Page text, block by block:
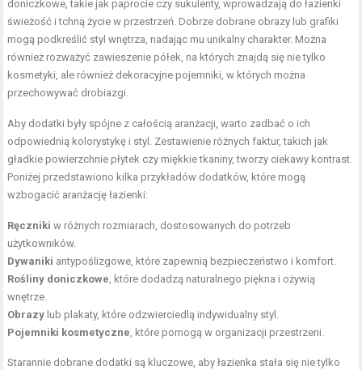
doniczkowe, takie jak paprocie czy sukulenty, wprowadzają do łazienki
świeżość i tchną życie w przestrzeń. Dobrze dobrane obrazy lub grafiki
mogą podkreślić styl wnętrza, nadając mu unikalny charakter. Można
również rozważyć zawieszenie półek, na których znajdą się nie tylko
kosmetyki, ale również dekoracyjne pojemniki, w których można
przechowywać drobiazgi.
Aby dodatki były spójne z całością aranżacji, warto zadbać o ich
odpowiednią kolorystykę i styl. Zestawienie różnych faktur, takich jak
gładkie powierzchnie płytek czy miękkie tkaniny, tworzy ciekawy kontrast.
Poniżej przedstawiono kilka przykładów dodatków, które mogą
wzbogacić aranżację łazienki:
Ręczniki w różnych rozmiarach, dostosowanych do potrzeb
użytkowników.
Dywaniki antypoślizgowe, które zapewnią bezpieczeństwo i komfort.
Rośliny doniczkowe , które dodadzą naturalnego piękna i ożywią
wnętrze.
Obrazy lub plakaty, które odzwierciedlą indywidualny styl.
Pojemniki kosmetyczne , które pomogą w organizacji przestrzeni.
Starannie dobrane dodatki są kluczowe, aby łazienka stała się nie tylko